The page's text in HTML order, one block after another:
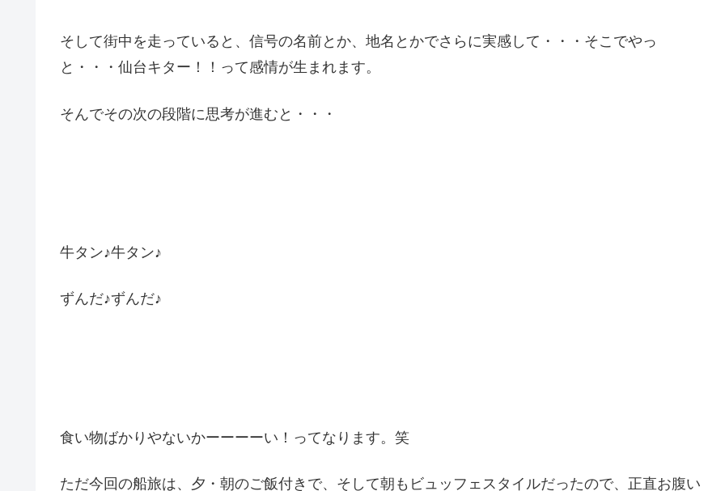
そして街中を走っていると、信号の名前とか、地名とかでさらに実感して・・・そこでやっ
と・・・仙台キター！！って感情が生まれます。
そんでその次の段階に思考が進むと・・・
牛タン♪牛タン♪
ずんだ♪ずんだ♪
食い物ばかりやないかーーーーい！ってなります。笑
ただ今回の船旅は、夕・朝のご飯付きで、そして朝もビュッフェスタイルだったので、正直お腹い